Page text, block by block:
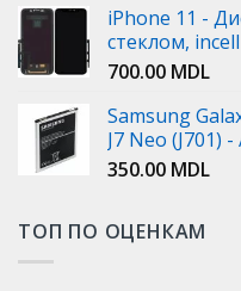
iPhone 11 -
стеклом, incell
700.00 MDL
Samsung
J7 Neo (J701)
350.00 MDL
ТОП ПО ОЦЕНКАМ